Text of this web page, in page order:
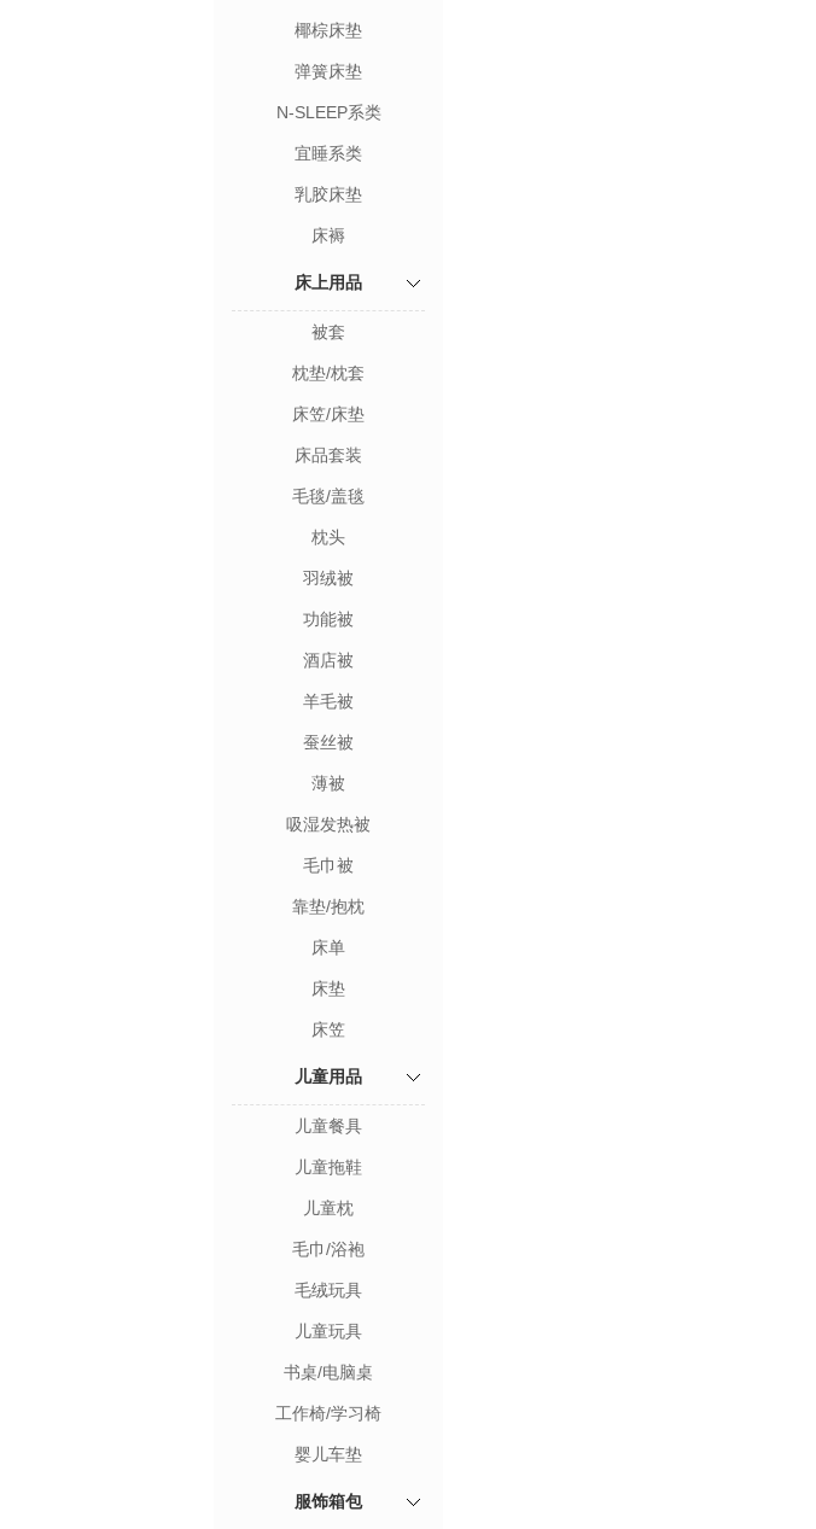
椰棕床垫
弹簧床垫
N-SLEEP系类
宜睡系类
乳胶床垫
床褥
床上用品
被套
枕垫/枕套
床笠/床垫
床品套装
毛毯/盖毯
枕头
羽绒被
功能被
酒店被
羊毛被
蚕丝被
薄被
吸湿发热被
毛巾被
靠垫/抱枕
床单
床垫
床笠
儿童用品
儿童餐具
儿童拖鞋
儿童枕
毛巾/浴袍
毛绒玩具
儿童玩具
书桌/电脑桌
工作椅/学习椅
婴儿车垫
服饰箱包